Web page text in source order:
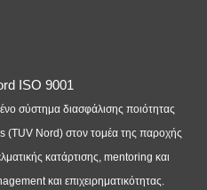
σύστημα διασφάλισης ποιότητας
(TUV Nord) στον τομέα της παροχής
κατάρτισης, mentoring και
και επιχειρηματικότητας.